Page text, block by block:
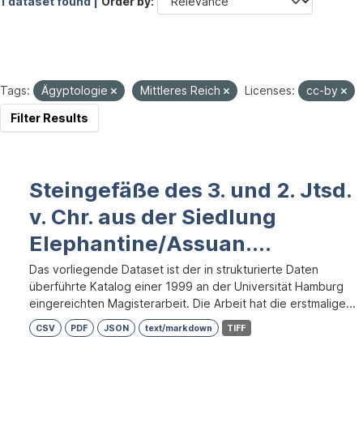
Tags: Ägyptologie Mittleres Reich Licenses:
cc-by
Filter Results
Steingefäße des 3. und 2. Jtsd.
v. Chr. aus der Siedlung
Elephantine/Assuan....
Das vorliegende Dataset ist der in strukturierte Daten
überführte Katalog einer 1999 an der Universität Hamburg
eingereichten Magisterarbeit. Die Arbeit hat die erstmalige...
CSV PDF JSON text/markdown TIFF